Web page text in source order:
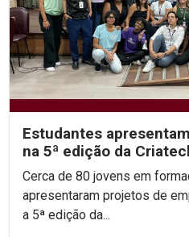
Estudantes
na 5ª edição da
Cerca de 80 jovens em
apresentaram projetos de
a 5ª edição da...